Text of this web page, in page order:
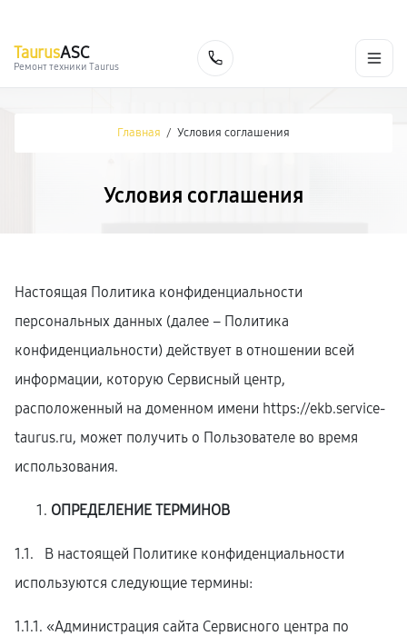
TaurusASC
Ремонт техники Taurus
Главная / Условия соглашения
Условия соглашения
Настоящая Политика конфиденциальности
персональных данных (далее – Политика
конфиденциальности) действует в отношении всей
информации, которую Сервисный центр,
расположенный на доменном имени https://ekb.service-
taurus.ru, может получить о Пользователе во время
использования.
ОПРЕДЕЛЕНИЕ ТЕРМИНОВ
1.1. В настоящей Политике конфиденциальности
используются следующие термины:
1.1.1. «Администрация сайта Сервисного центра по